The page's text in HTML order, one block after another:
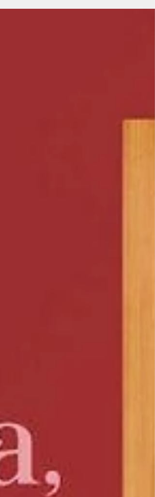
com um design diferenciado, a Porta Ripada MAPAF é